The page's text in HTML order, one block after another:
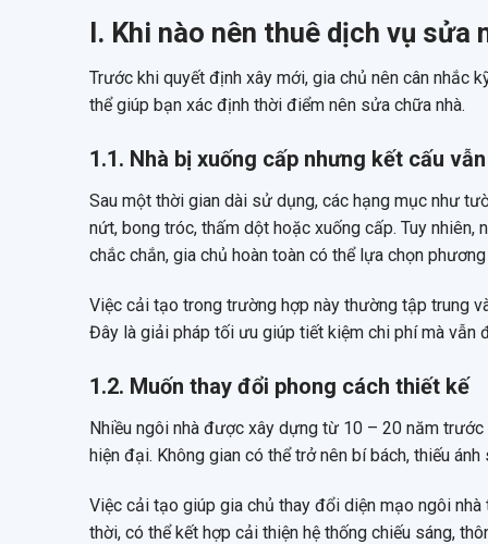
I. Khi nào nên thuê dịch vụ sửa
Trước khi quyết định xây mới, gia chủ nên cân nhắc
thể giúp bạn xác định thời điểm nên sửa chữa nhà.
1.1. Nhà bị xuống cấp nhưng kết cấu
Sau một thời gian dài sử dụng, các hạng mục như
nứt, bong tróc, thấm dột hoặc xuống cấp. Tuy nhiên,
chắc chắn, gia chủ hoàn toàn có thể lựa chọn
Việc cải tạo trong trường hợp này thường tập trung
Đây là giải pháp tối ưu giúp tiết kiệm chi phí mà vẫn
1.2. Muốn thay đổi phong cách thiết kế
Nhiều ngôi nhà được xây dựng từ 10 – 20 năm
hiện đại. Không gian có thể trở nên bí bách, thiếu
Việc cải tạo giúp gia chủ thay đổi diện mạo ngôi
thời, có thể kết hợp cải thiện hệ thống chiếu sáng,